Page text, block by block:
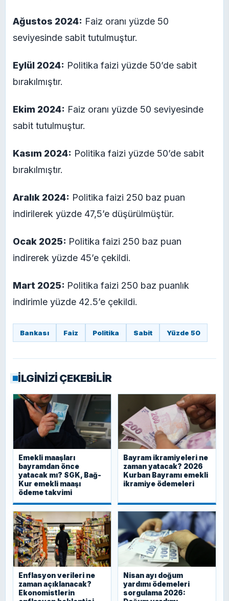
Ağustos 2024: Faiz oranı yüzde 50
seviyesinde sabit tutulmuştur.
Eylül 2024: Politika faizi yüzde 50’de sabit
bırakılmıştır.
Ekim 2024: Faiz oranı yüzde 50 seviyesinde
sabit tutulmuştur.
Kasım 2024: Politika faizi yüzde 50’de sabit
bırakılmıştır.
Aralık 2024: Politika faizi 250 baz puan
indirilerek yüzde 47,5’e düşürülmüştür.
Ocak 2025: Politika faizi 250 baz puan
indirerek yüzde 45’e çekildi.
Mart 2025: Politika faizi 250 baz puanlık
indirimle yüzde 42.5’e çekildi.
Bankası Faiz Politika Sabit Yüzde 50
İLGİNİZİ ÇEKEBİLİR
Emekli maaşları
bayramdan önce
yatacak mı? SGK, Bağ-
Kur emekli maaşı
ödeme takvimi
Bayram ikramiyeleri ne
zaman yatacak? 2026
Kurban Bayramı emekli
ikramiye ödemeleri
Enflasyon verileri ne
zaman açıklanacak?
Ekonomistlerin
Nisan ayı doğum
yardımı ödemeleri
sorgulama 2026: